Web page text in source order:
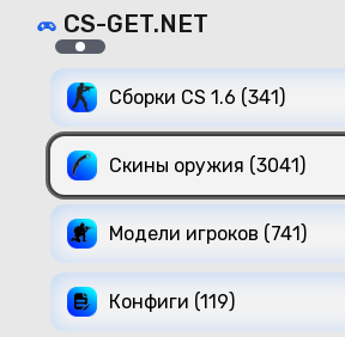
CS-GET.NET
Сборки CS 1.6 (341)
Скины оружия (3041)
Модели игроков (741)
Конфиги (119)